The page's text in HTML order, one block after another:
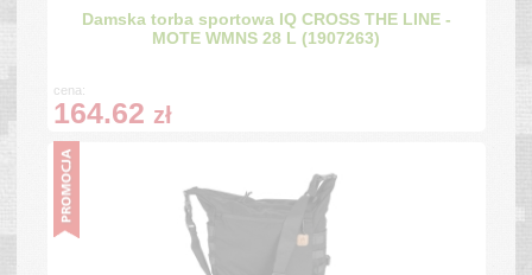
Damska torba sportowa IQ CROSS THE LINE -
MOTE WMNS 28 L (1907263)
cena:
164.62 zł